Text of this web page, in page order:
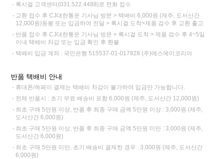
록시걸 고객센터(031.522.4488)로 전화 접수
교환 접수 후 CJ대한통운 기사님 방문 > 택배비 6,000원 (제주, 도서산간
12,000원)동봉 또는 입금하여 전달 > 록시걸 도착>제품 검수 후 교환 출고
반품 접수 후 CJ대한통운 기사님 방문 > 록시걸 도착 > 제품 검수 후 4~5일
이내 택배비 차감 또는 입금 확인 후 환불
택배비 입금 계좌 : 국민은행 515537-01-017828 (주)에스에이코리아
반품 택배비 안내
휴대폰/쓱페이 결제는 택배비 차감이 불가하여 입금만 가능합니다.
전체 반품시 : 초기 무료 배송비 포함 6,000원 (제주, 도서산간 12,000원)
최초 구매 5만원 이상, 반품 후 최종 구매 금액 5만원 이상 : 3,000원 (제주,
도서산간 6,000원)
최초 구매 5만원 이상, 반품 후 최종 구매 금액 5만원 미만 : 3,000원 (제주,
도서산간 6,000원)
최초 구매 5만원 미만, 초기 배송비 결제한 경우 : 3,000원 (제주, 도서산간
6,000원)